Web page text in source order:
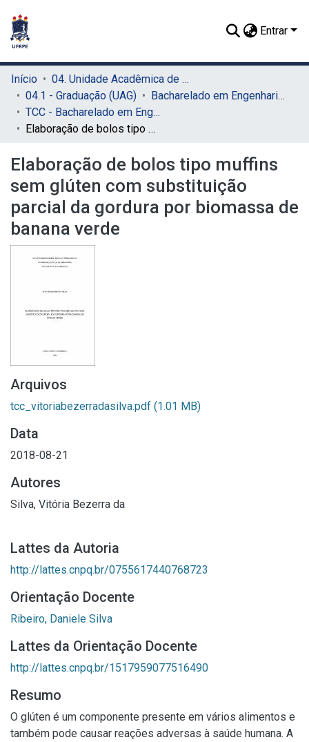
Entrar
Início
04. Unidade Acadêmica de Garanhuns (UAG)
04.1 - Graduação (UAG)
Bacharelado em Engenharia de Alimentos (UAG)
TCC - Bacharelado em Engenharia de Alimentos (UAG)
Elaboração de bolos tipo muffins sem glúten com substituição parcial da gordura por biomassa de banana verde
Elaboração de bolos tipo muffins
sem glúten com substituição
parcial da gordura por biomassa de
banana verde
Arquivos
tcc_vitoriabezerradasilva.pdf (1.01 MB)
Data
2018-08-21
Autores
Silva, Vitória Bezerra da
Lattes da Autoria
http://lattes.cnpq.br/0755617440768723
Orientação Docente
Ribeiro, Daniele Silva
Lattes da Orientação Docente
http://lattes.cnpq.br/1517959077516490
Resumo
O glúten é um componente presente em vários alimentos e
também pode causar reações adversas à saúde humana. A